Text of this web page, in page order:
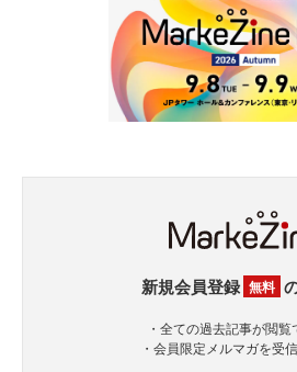
新規会員登録 無料
・全ての過去記事が閲覧
・会員限定メルマガを受